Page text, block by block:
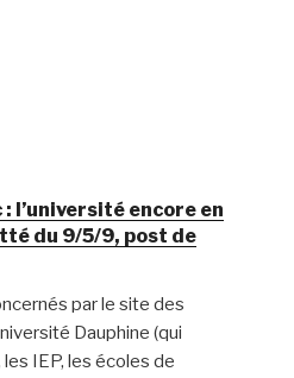
l’université encore en
du 9/5/9, post de
par le site des
Dauphine (qui
IEP, les écoles de